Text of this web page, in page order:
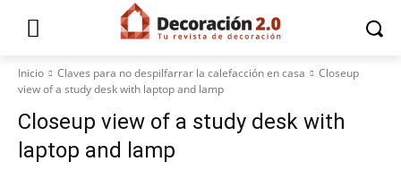
Inicio Claves para no despilfarrar la calefacción en casa
Closeup
view of a study desk with laptop and lamp
Closeup view of a study desk with
laptop and lamp